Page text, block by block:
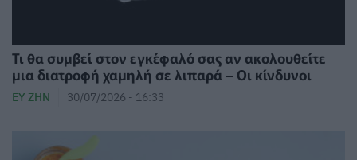
Τι θα συμβεί στον εγκέφαλό σας αν ακολουθείτε
μια διατροφή χαμηλή σε λιπαρά – Οι κίνδυνοι
ΕΥ ΖΗΝ 30/07/2026 - 16:33